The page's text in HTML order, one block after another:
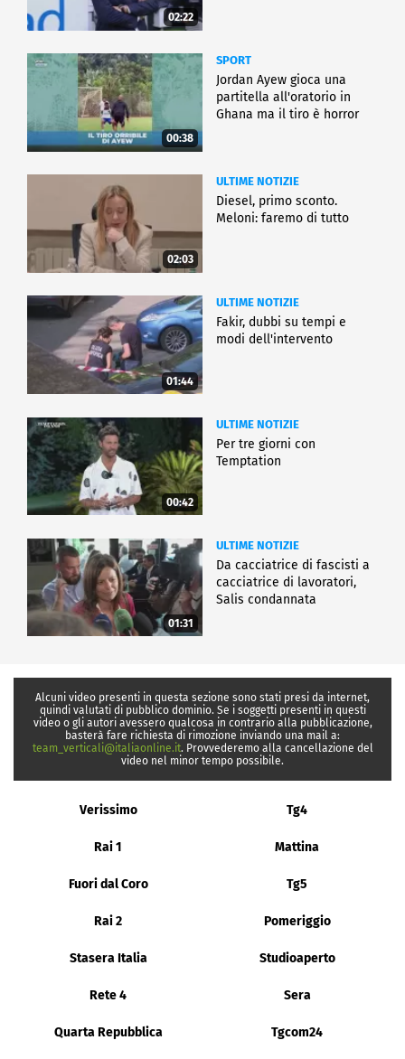
02:22
00:38
SPORT
Jordan Ayew gioca una
partitella all'oratorio in
Ghana ma il tiro è horror
02:03
ULTIME NOTIZIE
Diesel, primo sconto.
Meloni: faremo di tutto
01:44
ULTIME NOTIZIE
Fakir, dubbi su tempi e
modi dell'intervento
00:42
ULTIME NOTIZIE
Per tre giorni con
Temptation
01:31
ULTIME NOTIZIE
Da cacciatrice di fascisti a
cacciatrice di lavoratori,
Salis condannata
Alcuni video presenti in questa sezione sono stati presi da internet,
quindi valutati di pubblico dominio. Se i soggetti presenti in questi
video o gli autori avessero qualcosa in contrario alla pubblicazione,
basterà fare richiesta di rimozione inviando una mail a:
team_verticali@italiaonline.it. Provvederemo alla cancellazione del
video nel minor tempo possibile.
Verissimo Tg4
Rai 1 Mattina
Fuori dal Coro Tg5
Rai 2 Pomeriggio
Stasera Italia Studioaperto
Rete 4 Sera
Quarta Repubblica Tgcom24